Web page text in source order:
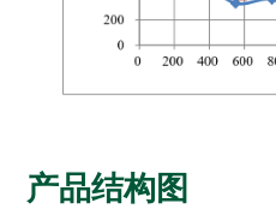
产品结构图